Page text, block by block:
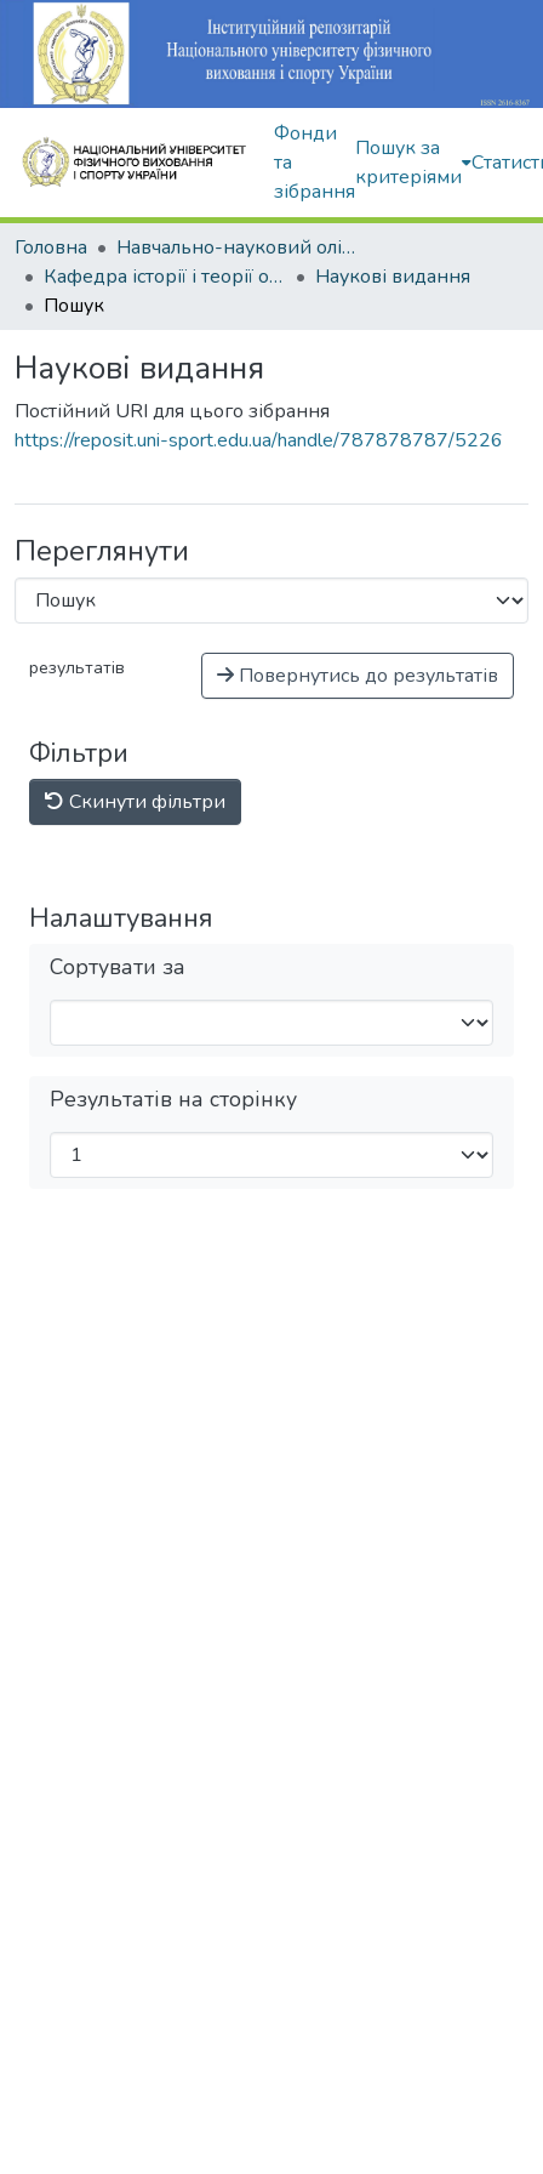
Фонди
та
зібрання
Пошук за
критеріями
Головна
Навчально-науковий олімпійський інститут
Кафедра історії і теорії олімпійського спорту
Наукові видання
Пошук
Наукові видання
Постійний URI для цього зібрання
https://reposit.uni-sport.edu.ua/handle/787878787/5226
Переглянути
результатів Повернутись до результатів
Фільтри
Скинути фільтри
Налаштування
Сортувати за
Результатів на сторінку